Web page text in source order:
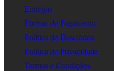
Entregas
Formas de Pagamento
Política de Descontos
Política de Privacidade
Termos e Condições